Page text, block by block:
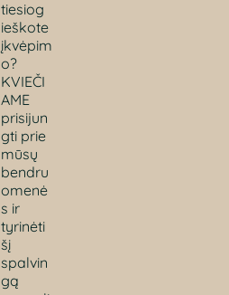
tiesiog
ieškote
įkvėpim
o?
KVIEČI
AME
prisijun
gti prie
mūsų
bendru
omenė
s ir
tyrinėti
šį
spalvin
gą